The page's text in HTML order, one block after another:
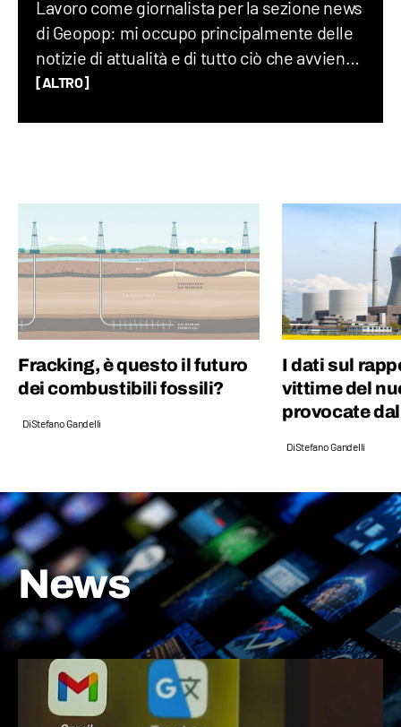
Lavoro come giornalista per la sezione news
di Geopop: mi occupo principalmente delle
notizie di attualità e di tutto ciò che avviene
sul Pianeta Terra, dalla geopolitica allo
gli eventi del mondo siano profondamente
connessi tra di loro.
[ALTRO]
Fracking, è questo il futuro
dei combustibili fossili?
DiStefano Gandelli
I dati sul
vittime del
provocate
DiStefano Gandelli
News